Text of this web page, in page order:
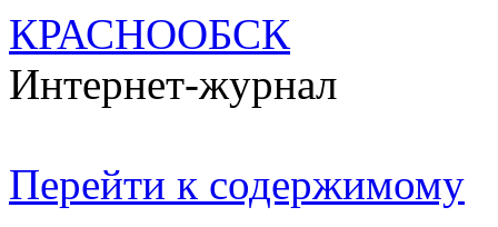
КРАСНООБСК
Интернет-журнал
Перейти к содержимому